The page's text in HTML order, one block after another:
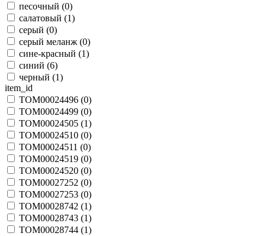
песочный (0)
салатовый (1)
серый (0)
серый меланж (0)
сине-красный (1)
синий (6)
черный (1)
item_id
TOM00024496 (0)
TOM00024499 (0)
TOM00024505 (1)
TOM00024510 (0)
TOM00024511 (0)
TOM00024519 (0)
TOM00024520 (0)
TOM00027252 (0)
TOM00027253 (0)
TOM00028742 (1)
TOM00028743 (1)
TOM00028744 (1)